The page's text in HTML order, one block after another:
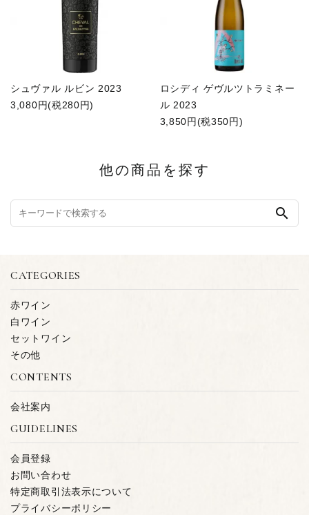
シュヴァル ルビン 2023
3,080円(税280円)
ロシディ ゲヴルツトラミネー
ル 2023
3,850円(税350円)
他の商品を探す
search
CATEGORIES
赤ワイン
白ワイン
セットワイン
その他
CONTENTS
会社案内
GUIDELINES
会員登録
お問い合わせ
特定商取引法表示について
プライバシーポリシー